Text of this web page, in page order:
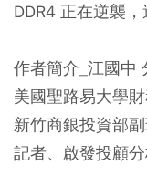
DDR4 正在逆襲，
作者簡介_江國中
美國聖路易大學
新竹商銀投資部
記者、啟發投顧分